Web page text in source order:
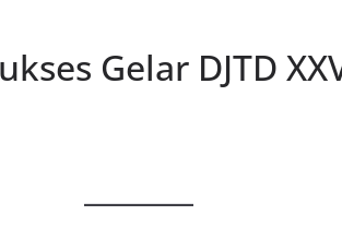
Gelar DJTD